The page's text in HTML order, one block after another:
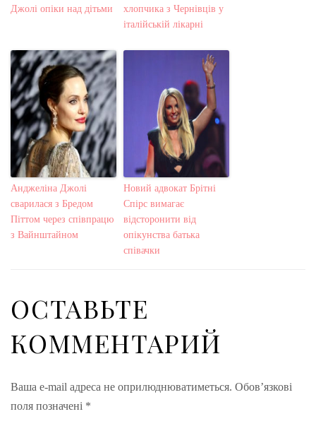
Джолі опіки над дітьми
хлопчика з Чернівців у
італійській лікарні
Анджеліна Джолі
сварилася з Бредом
Піттом через співпрацю
з Вайнштайном
Новий адвокат Брітні
Спірс вимагає
відсторонити від
опікунства батька
співачки
ОСТАВЬТЕ
КОММЕНТАРИЙ
Ваша e-mail адреса не оприлюднюватиметься. Обов’язкові
поля позначені *